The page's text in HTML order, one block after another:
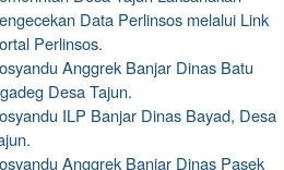
Data Perlinsos melalui Link
Perlinsos.
Anggrek Banjar Dinas Batu
Desa Tajun.
ILP Banjar Dinas Bayad, Desa
Anggrek Banjar Dinas Pasek